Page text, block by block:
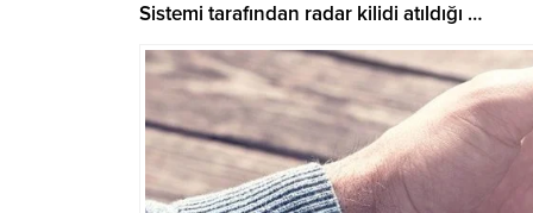
Sistemi tarafından radar kilidi atıldığı …